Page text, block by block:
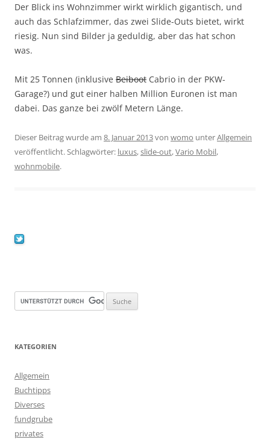
Der Blick ins Wohnzimmer wirkt wirklich gigantisch, und
auch das Schlafzimmer, das zwei Slide-Outs bietet, wirkt
riesig. Nun sind Bilder ja geduldig, aber das hat schon
was.
Mit 25 Tonnen (inklusive Beiboot Cabrio in der PKW-
Garage?) und gut einer halben Million Euronen ist man
dabei. Das ganze bei zwölf Metern Länge.
Dieser Beitrag wurde am 8. Januar 2013von womo unterAllgemein
veröffentlicht. Schlagwörter: luxus,slide-out,Vario Mobil,
wohnmobile.
KATEGORIEN
Allgemein
Buchtipps
Diverses
fundgrube
privates